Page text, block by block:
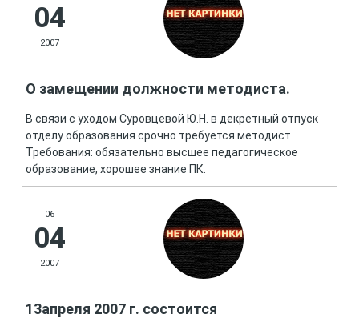
04
2007
О замещении должности методиста.
В связи с уходом Суровцевой Ю.Н. в декретный отпуск
отделу образования срочно требуется методист.
Требования: обязательно высшее педагогическое
образование, хорошее знание ПК.
06
04
2007
13апреля 2007 г. состоится